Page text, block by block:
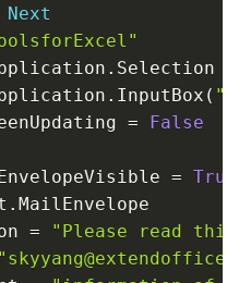
Next
.
. InputBox (
=
False
= True
. MailEnvelope
=
"Please read